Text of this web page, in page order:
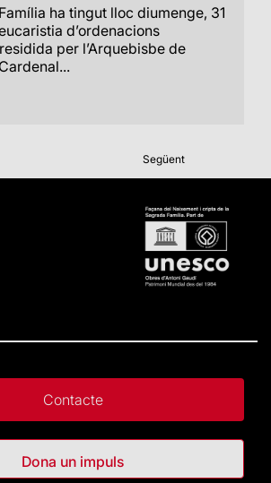
ha tingut lloc diumenge, 31
d’ordenacions
per l’Arquebisbe de
Següent
Contacte
Dona un impuls